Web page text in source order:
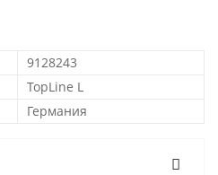
9128243
TopLine L
Германия